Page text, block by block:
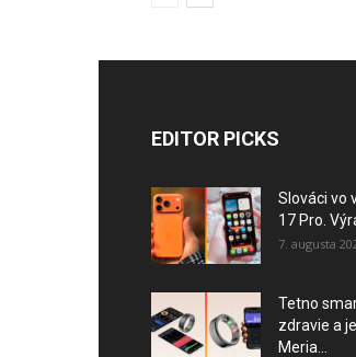
EDITOR PICKS
Slováci vo
17 Pro.
7. augusta
Tetno
zdravie a
Meria...